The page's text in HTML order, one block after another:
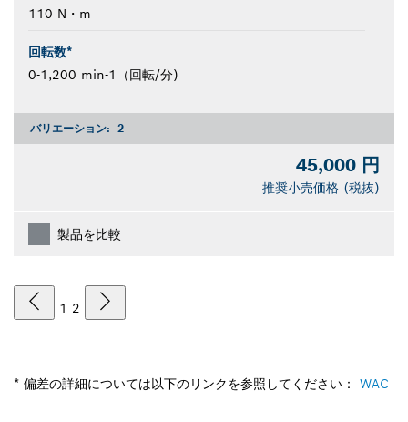
110 N・m
回転数*
0-1,200 min-1（回転/分)
バリエーション: 2
45,000 円
推奨小売価格 (税抜)
製品を比較
1 2
* 偏差の詳細については以下のリンクを参照してください： WAC